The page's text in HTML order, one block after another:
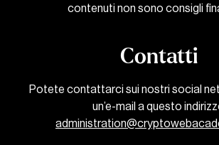
contenuti non sono consigli
Contatti
Potete contattarci sui nostri social
un’e-mail a questo